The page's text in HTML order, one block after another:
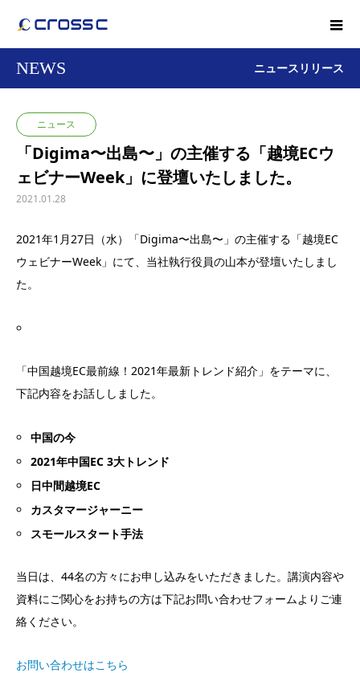
NEWS ニュースリリース
ニュース
「Digima〜出島〜」の主催する「越境ECウ
ェビナーWeek」に登壇いたしました。
2021.01.28
2021年1月27日（水）「Digima〜出島〜」の主催する「越境EC
ウェビナーWeek」にて、当社執行役員の山本が登壇いたしまし
た。
「中国越境EC最前線！2021年最新トレンド紹介」をテーマに、
下記内容をお話ししました。
中国の今
2021年中国EC 3大トレンド
日中間越境EC
カスタマージャーニー
スモールスタート手法
当日は、44名の方々にお申し込みをいただきました。講演内容や
資料にご関心をお持ちの方は下記お問い合わせフォームよりご連
絡ください。
お問い合わせはこちら